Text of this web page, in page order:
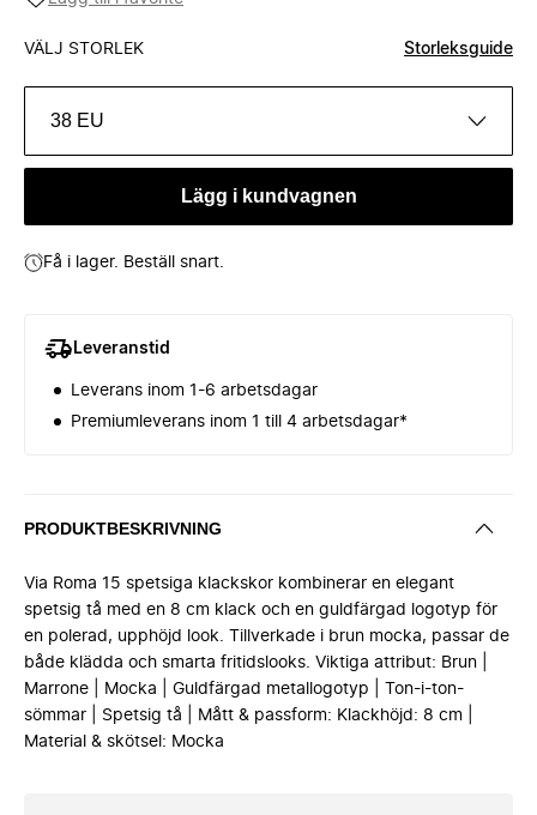
VÄLJ STORLEK Storleksguide
38 EU
Lägg i kundvagnen
Få i lager. Beställ snart.
Leveranstid
Leverans inom 1-6 arbetsdagar
Premiumleverans inom 1 till 4 arbetsdagar*
PRODUKTBESKRIVNING
Via Roma 15 spetsiga klackskor kombinerar en elegant
spetsig tå med en 8 cm klack och en guldfärgad logotyp för
en polerad, upphöjd look. Tillverkade i brun mocka, passar de
både klädda och smarta fritidslooks. Viktiga attribut: Brun |
Marrone | Mocka | Guldfärgad metallogotyp | Ton-i-ton-
sömmar | Spetsig tå | Mått & passform: Klackhöjd: 8 cm |
Material & skötsel: Mocka